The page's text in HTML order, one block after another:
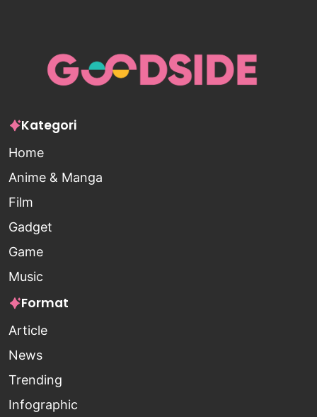
Kategori
Home
Anime & Manga
Film
Gadget
Game
Music
Format
Article
News
Trending
Infographic